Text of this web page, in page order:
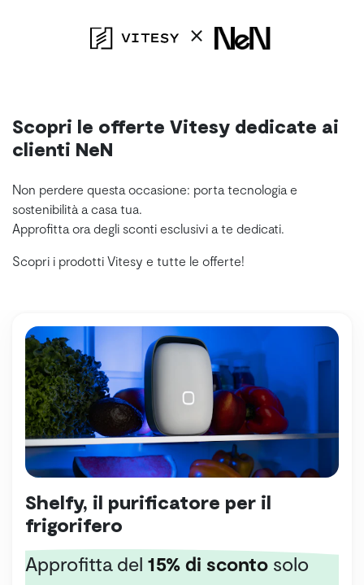
⨯
Scopri le offerte Vitesy dedicate ai
clienti NeN
Non perdere questa occasione: porta tecnologia e
sostenibilità a casa tua.
Approfitta ora degli sconti esclusivi a te dedicati.
Scopri i prodotti Vitesy e tutte le offerte!
Shelfy, il purificatore per il
frigorifero
Approfitta del 15% di sconto solo